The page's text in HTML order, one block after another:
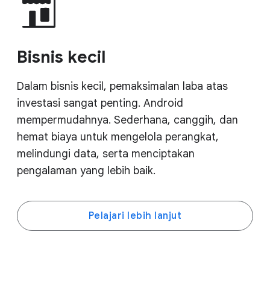
Bisnis kecil
Dalam bisnis kecil, pemaksimalan laba atas
investasi sangat penting. Android
mempermudahnya. Sederhana, canggih, dan
hemat biaya untuk mengelola perangkat,
melindungi data, serta menciptakan
pengalaman yang lebih baik.
Pelajari lebih lanjut